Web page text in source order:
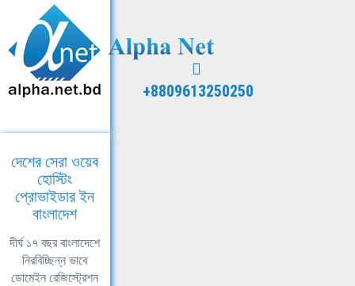
+8809613250250
দেশের সেরা ওয়েব
হোস্টিং
প্রোভাইডার ইন
বাংলাদেশ
দীর্ঘ ১৭ বছর বাংলাদেশে
নিরবিচ্ছিন্ন ভাবে
ডোমেইন রেজিস্ট্রেশন